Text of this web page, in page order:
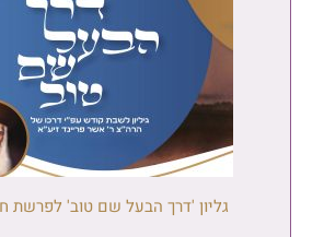
גליון 'דרך הבעל שם טוב' לפרשת